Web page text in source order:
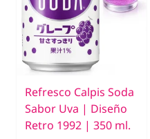
Refresco Calpis Soda
Sabor Uva | Diseño
Retro 1992 | 350 ml.